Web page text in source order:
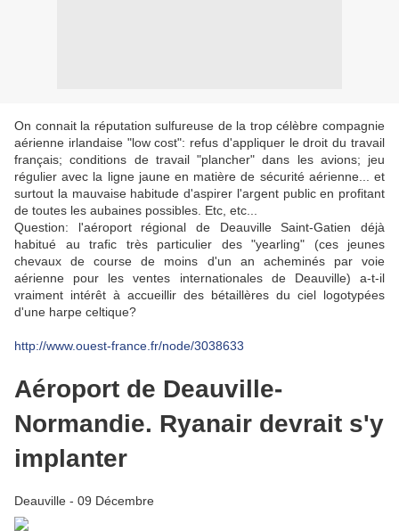
On connait la réputation sulfureuse de la trop célèbre compagnie
aérienne irlandaise "low cost": refus d'appliquer le droit du travail
français; conditions de travail "plancher" dans les avions; jeu
régulier avec la ligne jaune en matière de sécurité aérienne... et
surtout la mauvaise habitude d'aspirer l'argent public en profitant
de toutes les aubaines possibles. Etc, etc...
Question: l'aéroport régional de Deauville Saint-Gatien déjà
habitué au trafic très particulier des "yearling" (ces jeunes
chevaux de course de moins d'un an acheminés par voie
aérienne pour les ventes internationales de Deauville) a-t-il
vraiment intérêt à accueillir des bétaillères du ciel logotypées
d'une harpe celtique?
http://www.ouest-france.fr/node/3038633
Aéroport de Deauville-
Normandie. Ryanair devrait s'y
implanter
Deauville - 09 Décembre